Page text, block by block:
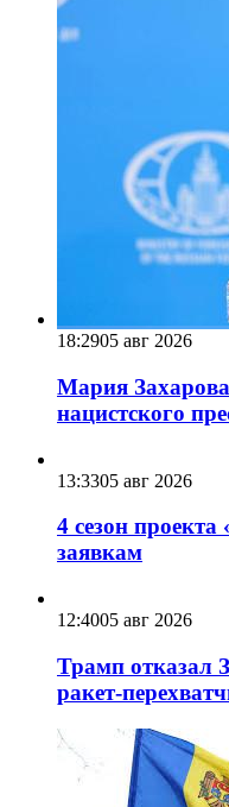
18:2905 авг 2026
Мария Захарова
нацистского
13:3305 авг 2026
4 сезон
заявкам
12:4005 авг 2026
Трамп отказал
ракет-